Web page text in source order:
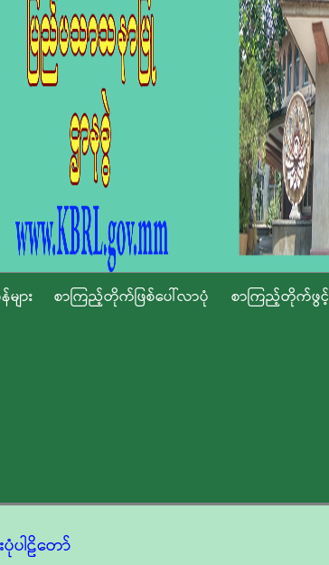
ျား စာကြည့်တိုက်ဖြစ်ပေါ်လာပုံ စာကြည့်တိုက်ဖွ
ပါဠိတော်